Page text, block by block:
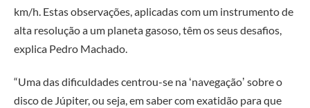
km/h. Estas observações, aplicadas com um instrumento de
alta resolução a um planeta gasoso, têm os seus desafios,
explica Pedro Machado.
“Uma das dificuldades centrou-se na ʻnavegaçãoʼ sobre o
disco de Júpiter, ou seja, em saber com exatidão para que